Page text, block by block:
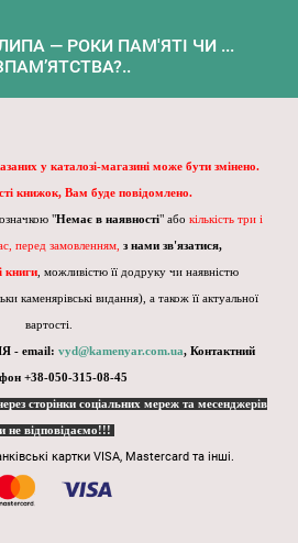
— РОКИ ПАМ'ЯТІ ЧИ ...
у каталозі-магазині може бути змінено.
книжок, Вам буде повідомлено.
"Немає в наявності" або кількість три і
перед замовленням, з нами зв'язатися,
книги , можливістю її додруку чи наявністю
каменярівські видання), а також її актуальної
вартості.
- email: vyd@kamenyar.com.ua, Контактний
+38-050-315-08-45
сторінки соціальних мереж та месенджерів
не відповідаємо!!!
картки VISA, Mastercard та інші.